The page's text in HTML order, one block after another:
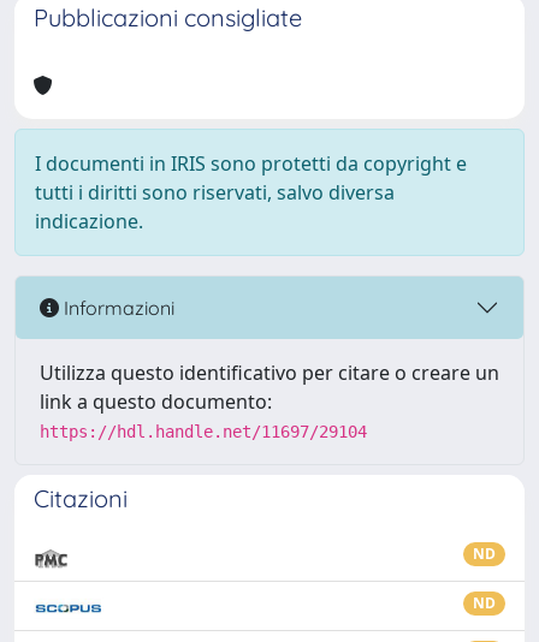
Pubblicazioni consigliate
I documenti in IRIS sono protetti da copyright e
tutti i diritti sono riservati, salvo diversa
indicazione.
Informazioni
Utilizza questo identificativo per citare o creare un
link a questo documento:
https://hdl.handle.net/11697/29104
Citazioni
ND
ND